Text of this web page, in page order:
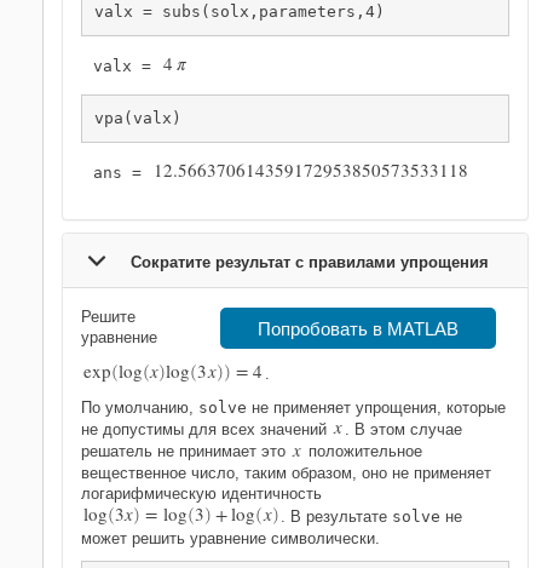
valx = subs(solx,parameters,4)
valx = 4π
vpa(valx)
ans = 12.566370614359172953850573533118
Сократите результат с правилами упрощения
Попробовать в MATLAB
Решите
уравнение
exp(log(x)log(3x)) =4
По умолчанию, solve не применяет упрощения, которые
не допустимы для всех значений x
. В этом случае
решатель не принимает это x положительное
вещественное число, таким образом, оно не применяет
логарифмическую идентичность
log(3x) = log(3) +log(x) . В результате solve не
может решить уравнение символически.